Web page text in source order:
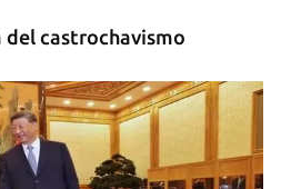
del castrochavismo